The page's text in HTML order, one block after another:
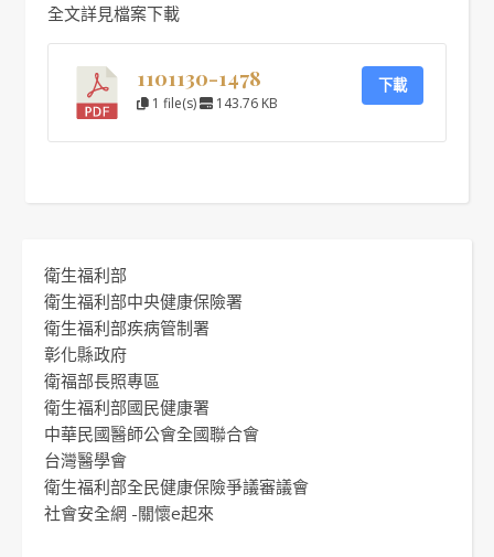
全文詳見檔案下載
1101130-1478
1 file(s) 143.76 KB
下載
衛生福利部
衛生福利部中央健康保險署
衛生福利部疾病管制署
彰化縣政府
衛福部長照專區
衛生福利部國民健康署
中華民國醫師公會全國聯合會
台灣醫學會
衛生福利部全民健康保險爭議審議會
社會安全網 -關懷e起來